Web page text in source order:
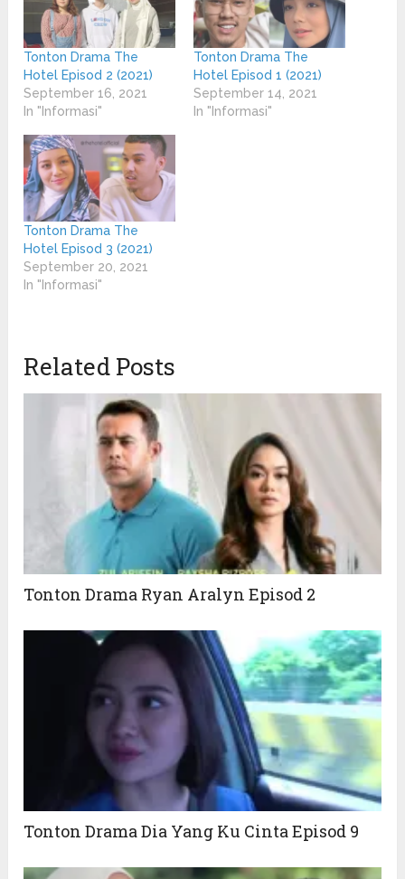
Tonton Drama The
Hotel Episod 2 (2021)
September 16, 2021
In "Informasi"
Tonton Drama The
Hotel Episod 1 (2021)
September 14, 2021
In "Informasi"
Tonton Drama The
Hotel Episod 3 (2021)
September 20, 2021
In "Informasi"
Related Posts
Tonton Drama Ryan Aralyn Episod 2
Tonton Drama Dia Yang Ku Cinta Episod 9